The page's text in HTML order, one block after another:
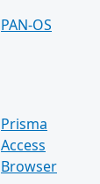
PAN-OS
Prisma
Access
Browser